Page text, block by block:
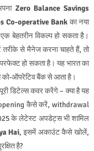
Zero Balance Savings
Co-operative Bankका नया
बेहतरीन विकल्प हो सकता है।
से मैनेज करना चाहते हैं, तो
हो सकता है। यह भारत का
को-ऑपरेटिव बैंक से आता है।
डिटेल्स कवर करेंगे – क्या है यह
कैसे करें, withdrawal
के लेटेस्ट अपडेट्स भी शामिल
Hai, इसमें अकाउंट कैसे खोलें,
है?